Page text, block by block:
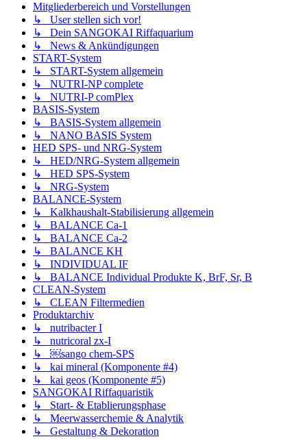
Mitgliederbereich und Vorstellungen
↳ User stellen sich vor!
↳ Dein SANGOKAI Riffaquarium
↳ News & Ankündigungen
START-System
↳ START-System allgemein
↳ NUTRI-NP complete
↳ NUTRI-P comPlex
BASIS-System
↳ BASIS-System allgemein
↳ NANO BASIS System
HED SPS- und NRG-System
↳ HED/NRG-System allgemein
↳ HED SPS-System
↳ NRG-System
BALANCE-System
↳ Kalkhaushalt-Stabilisierung allgemein
↳ BALANCE Ca-1
↳ BALANCE Ca-2
↳ BALANCE KH
↳ INDIVIDUAL IF
↳ BALANCE Individual Produkte K, BrF, Sr, B
CLEAN-System
↳ CLEAN Filtermedien
Produktarchiv
↳ nutribacter I
↳ nutricoral zx-I
↳ ￼sango chem-SPS
↳ kai mineral (Komponente #4)
↳ kai geos (Komponente #5)
SANGOKAI Riffaquaristik
↳ Start- & Etablierungsphase
↳ Meerwasserchemie & Analytik
↳ Gestaltung & Dekoration